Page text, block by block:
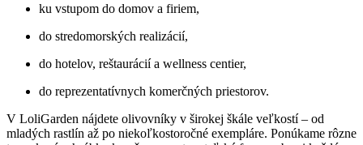
ku vstupom do domov a firiem,
do stredomorských realizácií,
do hotelov, reštaurácií a wellness centier,
do reprezentatívnych komerčných priestorov.
V LoliGarden nájdete olivovníky v širokej škále veľkostí – od
mladých rastlín až po niekoľkostoročné exempláre. Ponúkame rôzne